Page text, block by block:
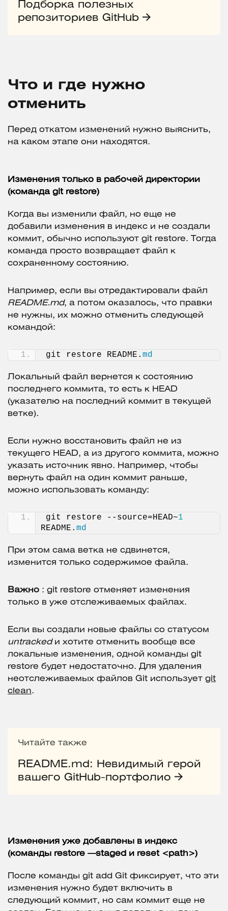
Подборка полезных
репозиториев GitHub
Что и где нужно
отменить
Перед откатом изменений нужно выяснить,
на каком этапе они находятся.
Изменения только в рабочей директории
(команда git restore)
Когда вы изменили файл, но еще не
добавили изменения в индекс и не создали
коммит, обычно используют git restore. Тогда
команда просто возвращает файл к
сохраненному состоянию.
Например, если вы отредактировали файл
README.md, а потом оказалось, что правки
не нужны, их можно отменить следующей
командой:
git restore README. md
Локальный файл вернется к состоянию
последнего коммита, то есть к HEAD
(указателю на последний коммит в текущей
ветке).
Если нужно восстановить файл не из
текущего HEAD, а из другого коммита, можно
указать источник явно. Например, чтобы
вернуть файл на один коммит раньше,
можно использовать команду:
git restore --source=HEAD~1
README. md
При этом сама ветка не сдвинется,
изменится только содержимое файла.
Важно : git restore отменяет изменения
только в уже отслеживаемых файлах.
Если вы создали новые файлы со статусом
untrackedи хотите отменить вообще все
локальные изменения, одной команды git
restore будет недостаточно. Для удаления
неотслеживаемых файлов Git использует git
clean.
Читайте также
README.md: Невидимый герой
вашего GitHub-портфолио
Изменения уже добавлены в индекс
(команды restore —staged и reset <path>)
После команды git add Git фиксирует, что эти
изменения нужно будет включить в
следующий коммит, но сам коммит еще не